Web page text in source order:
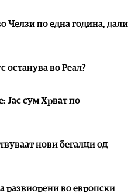
Челзи по една година, дали
останува во Реал?
Јас сум Хрват по
нови бегалци од
развиорени во европски